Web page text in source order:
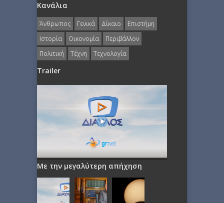
Κανάλια
Άνθρωπος Γενικά Δίκαιο
Επιστήμη
Ιστορία
Οικονομία
Περιβάλλον
Πολιτική
Τέχνη Τεχνολογία
Trailer
Με την μεγαλύτερη απήχηση